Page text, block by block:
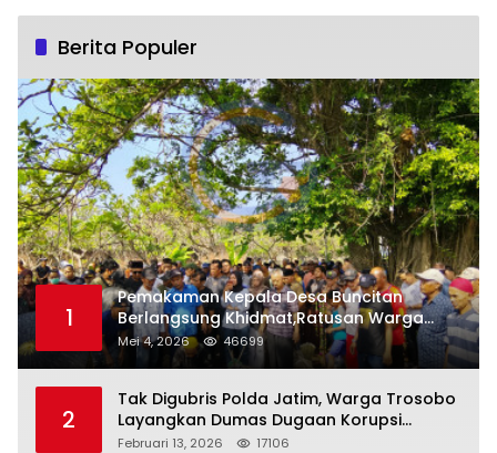
Berita Populer
1
Pemakaman Kepala Desa Buncitan
Berlangsung Khidmat,Ratusan Warga
Larut Dalam Duka Yang Mendalam
Mei 4, 2026 46699
2
Tak Digubris Polda Jatim, Warga Trosobo
Layangkan Dumas Dugaan Korupsi
Oknum DPRD Sidoarjo ke Kapolri
Februari 13, 2026 17106